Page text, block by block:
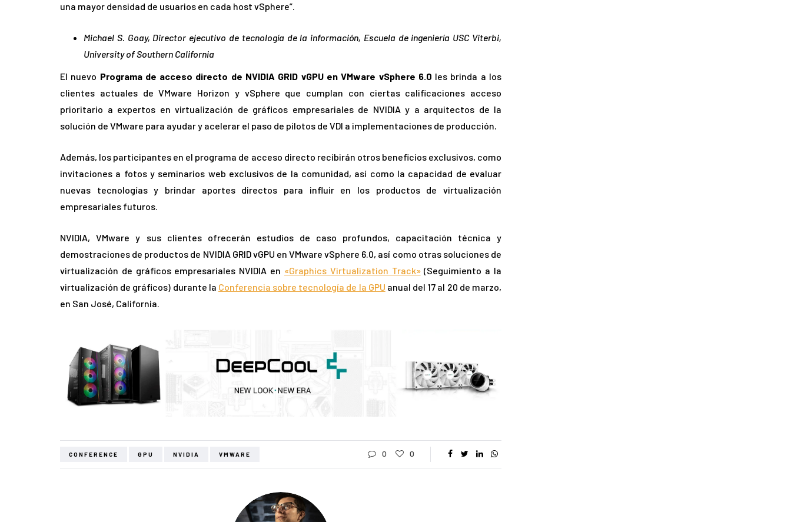
una mayor densidad de usuarios en cada host vSphere”.
Michael S. Goay, Director ejecutivo de tecnología de la información, Escuela de ingeniería USC Viterbi,
University of Southern California
El nuevo Programa de acceso directo de NVIDIA GRID vGPU en VMware vSphere 6.0 les brinda a los
clientes actuales de VMware Horizon y vSphere que cumplan con ciertas calificaciones acceso
prioritario a expertos en virtualización de gráficos empresariales de NVIDIA y a arquitectos de la
solución de VMware para ayudar y acelerar el paso de pilotos de VDI a implementaciones de producción.
Además, los participantes en el programa de acceso directo recibirán otros beneficios exclusivos, como
invitaciones a fotos y seminarios web exclusivos de la comunidad, así como la capacidad de evaluar
nuevas tecnologías y brindar aportes directos para influir en los productos de virtualización
empresariales futuros.
NVIDIA, VMware y sus clientes ofrecerán estudios de caso profundos, capacitación técnica y
demostraciones de productos de NVIDIA GRID vGPU en VMware vSphere 6.0, así como otras soluciones de
virtualización de gráficos empresariales NVIDIA en «Graphics Virtualization Track»(Seguimiento a la
virtualización de gráficos) durante la Conferencia sobre tecnología de la GPU anual del 17 al 20 de marzo,
en San José, California.
CONFERENCE GPU NVIDIA VMWARE 0 0